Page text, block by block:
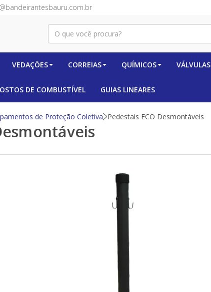
VEDAÇÕES CORREIAS QUÍMICOS VÁLVULAS
DE COMBUSTÍVEL GUIAS LINEARES
de Proteção Coletiva Pedestais ECO Desmontáveis